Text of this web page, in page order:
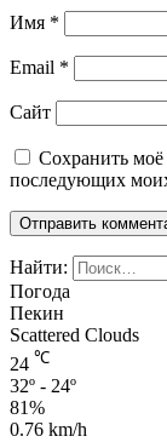
Имя *
Email *
Сайт
Сохранить моё
последующих
Найти:
Погода
Пекин
Scattered Clouds
24 ℃
32º - 24º
81%
0.76 km/h